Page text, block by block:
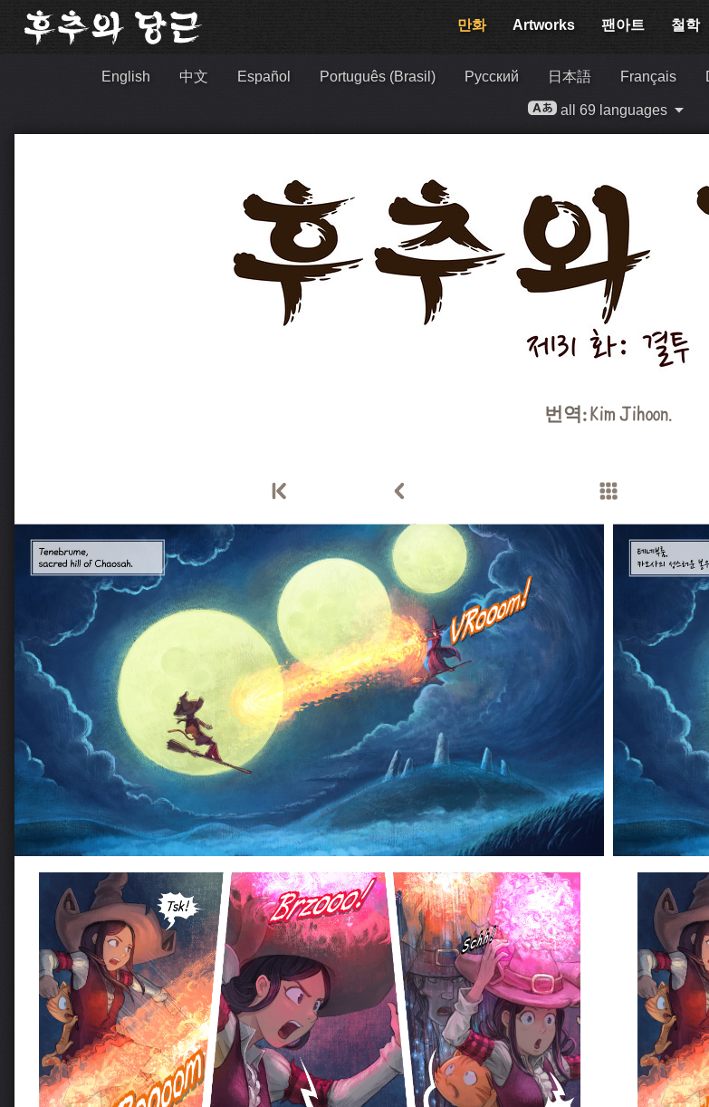
만화 Artworks 팬아트 철학
English 中文 Español Português (Brasil) Русский 日本語 Français
all 69 languages
번역:Kim Jihoon.